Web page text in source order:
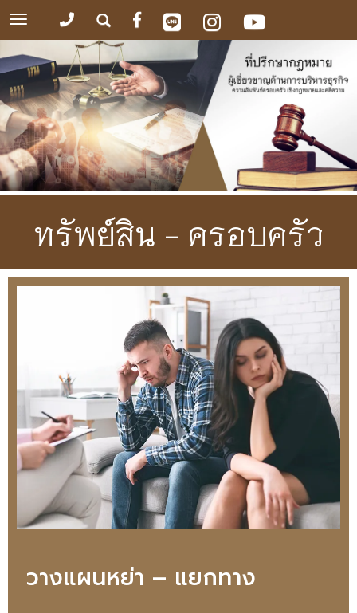
Toggle
navigation
ทรัพย์สิน - ครอบครัว
วางแผนหย่า – แยกทาง